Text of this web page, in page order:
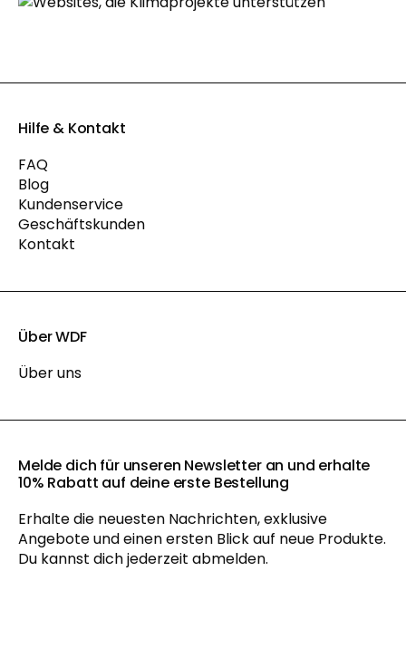
Hilfe & Kontakt
FAQ
Blog
Kundenservice
Geschäftskunden
Kontakt
Über WDF
Über uns
Melde dich für unseren Newsletter an und erhalte
10% Rabatt auf deine erste Bestellung
Erhalte die neuesten Nachrichten, exklusive
Angebote und einen ersten Blick auf neue Produkte.
Du kannst dich jederzeit abmelden.